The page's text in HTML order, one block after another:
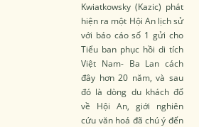
Kwiatkowsky (Kazic) phát
hiện ra một Hội An lịch sử
với báo cáo số 1 gửi cho
Tiểu ban phục hồi di tích
Việt Nam- Ba Lan cách
đây hơn 20 năm, và sau
đó là dòng du khách đổ
về Hội An, giới nghiên
cứu văn hoá đã chú ý đến